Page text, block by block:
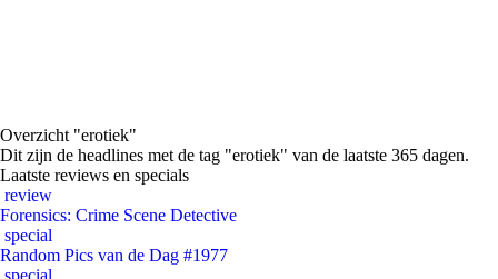
Overzicht "erotiek"
Dit zijn de headlines met de tag "erotiek" van de laatste 365 dagen.
Laatste reviews en specials
review
Forensics: Crime Scene Detective
special
Random Pics van de Dag #1977
special